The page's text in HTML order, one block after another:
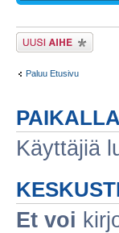
Lähetä uusi viesti
Paluu Etusivu
Käyttäjiä
Et voi